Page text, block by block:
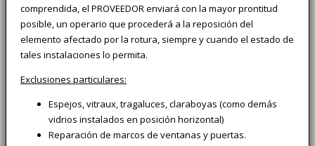
comprendida, el PROVEEDOR enviará con la mayor prontitud
posible, un operario que procederá a la reposición del
elemento afectado por la rotura, siempre y cuando el estado de
tales instalaciones lo permita.
Exclusiones particulares:
Espejos, vitraux, tragaluces, claraboyas (como demás
vidrios instalados en posición horizontal)
Reparación de marcos de ventanas y puertas.